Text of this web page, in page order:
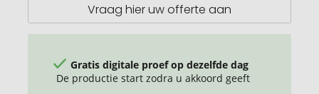
polyester
Vraag hier uw offerte aan
Gratis digitale proef op dezelfde dag
De productie start zodra u akkoord geeft